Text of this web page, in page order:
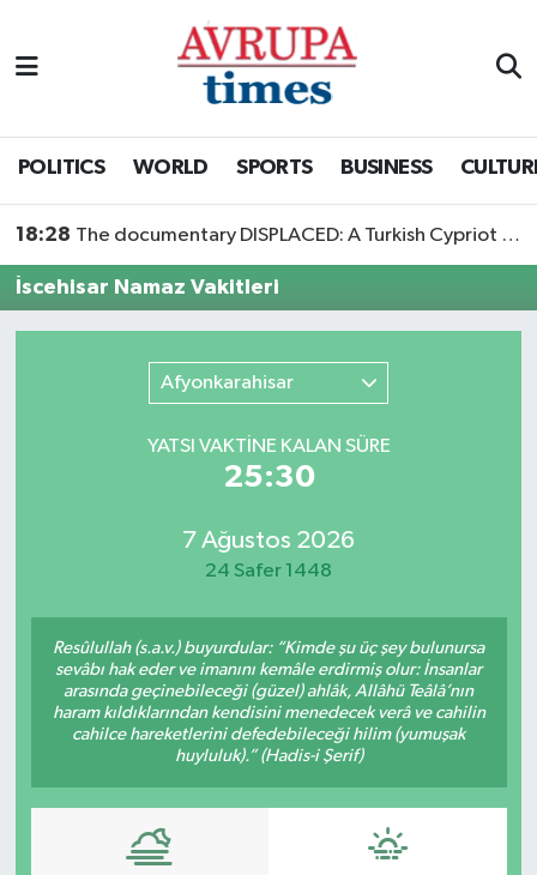
POLITICS WORLD SPORTS BUSINESS
18:28 The documentary DISPLACED: A Turkish Cypriot Story is now available to watch
İscehisar Namaz Vakitleri
Afyonkarahisar
YATSI VAKTİNE KALAN SÜRE
25:30
7 Ağustos 2026
24 Safer 1448
Resûlullah (s.a.v.) buyurdular: “Kimde şu üç şey bulunursa
sevâbı hak eder ve imanını kemâle erdirmiş olur: İnsanlar
arasında geçinebileceği (güzel) ahlâk, Allâhü Teâlâ’nın
haram kıldıklarından kendisini menedecek verâ ve cahilin
cahilce hareketlerini defedebileceği hilim (yumuşak
huyluluk).” (Hadis-i Şerif)
Nöbetçi Eczaneler
Süper Lig Puan Durumu ve Fikstür
Tüm Manşetler
Son Dakika Haberleri